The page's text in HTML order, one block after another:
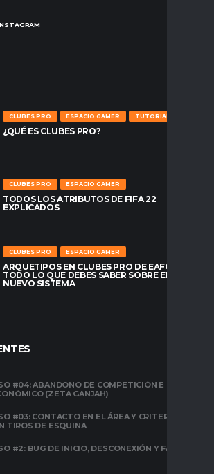
CLUBES PRO ESPACIO GAMER TUTORIALES
¿QUÉ ES CLUBES PRO?
CLUBES PRO ESPACIO GAMER
TODOS LOS ATRIBUTOS DE FIFA 22
EXPLICADOS
CLUBES PRO ESPACIO GAMER
ARQUETIPOS EN CLUBES PRO DE EAFC26:
TODO LO QUE DEBES SABER SOBRE EL
NUEVO SISTEMA
#04: ABANDONO DE COMPETICIÓN E
(ZETA GANJAH)
#03: CONTACTO EN EL ÁREA Y CRITERIO DE
TIROS DE ESQUINA
#2: BUG DE INICIO, DESCONEXIÓN Y FALTA DE